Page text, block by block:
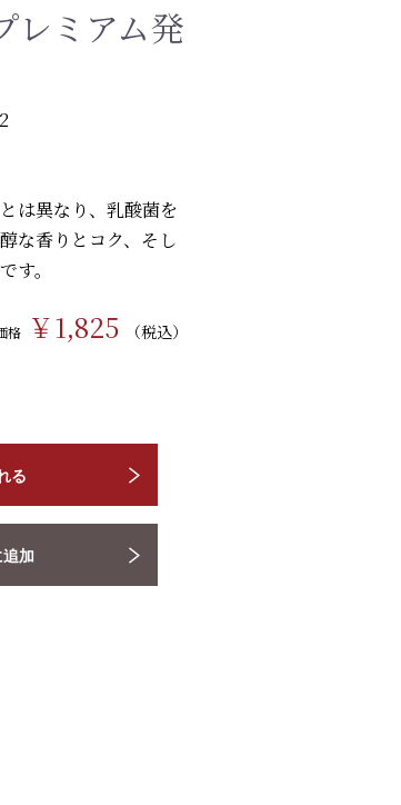
ミアム発
は異なり、乳酸菌を
な香りとコク、そし
す。
格 ￥1,825 （税込）
る
加